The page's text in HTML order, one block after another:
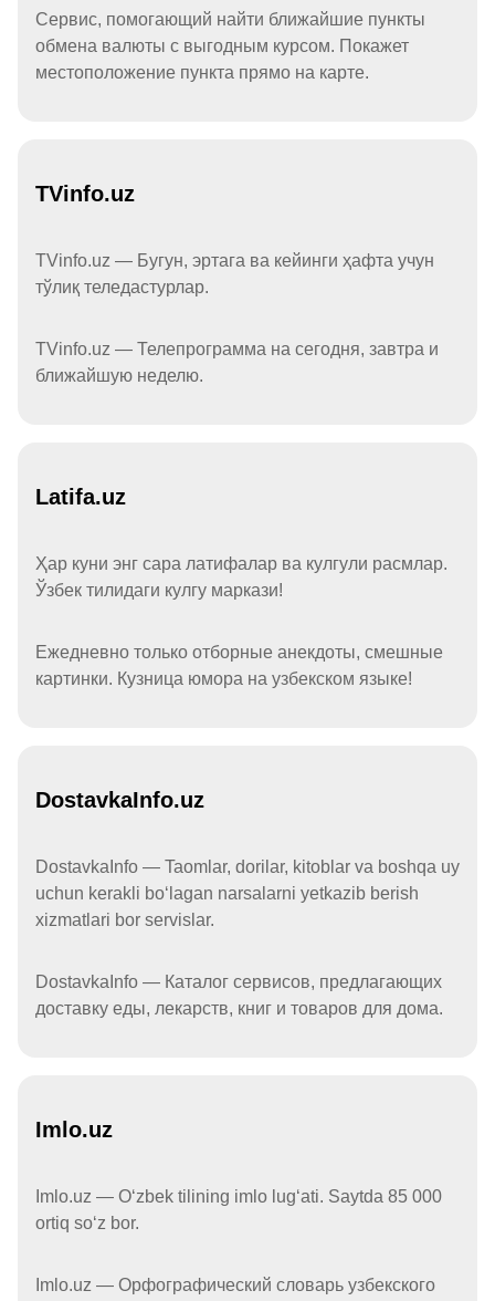
Сервис, помогающий найти ближайшие пункты
обмена валюты с выгодным курсом. Покажет
местоположение пункта прямо на карте.
TVinfo.uz
TVinfo.uz — Бугун, эртага ва кейинги ҳафта учун
тўлиқ теледастурлар.
TVinfo.uz — Телепрограмма на сегодня, завтра и
ближайшую неделю.
Latifa.uz
Ҳар куни энг сара латифалар ва кулгули расмлар.
Ўзбек тилидаги кулгу маркази!
Ежедневно только отборные анекдоты, смешные
картинки. Кузница юмора на узбекском языке!
DostavkaInfo.uz
DostavkaInfo — Taomlar, dorilar, kitoblar va boshqa uy
uchun kerakli boʻlagan narsalarni yetkazib berish
xizmatlari bor servislar.
DostavkaInfo — Каталог сервисов, предлагающих
доставку еды, лекарств, книг и товаров для дома.
Imlo.uz
Imlo.uz — Oʻzbek tilining imlo lugʻati. Saytda 85 000
ortiq soʻz bor.
Imlo.uz — Орфографический словарь узбекского